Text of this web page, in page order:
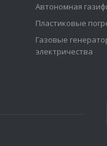
Автономная
Пластиковые
Газовые
электричества